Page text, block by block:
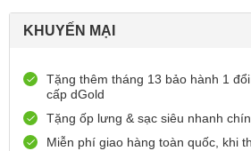
KHUYẾN MẠI
Tặng thêm tháng 13 bảo hành 1
cấp dGold
Tặng ốp lưng & sạc siêu nhanh
Miễn phí giao hàng toàn quốc, khi